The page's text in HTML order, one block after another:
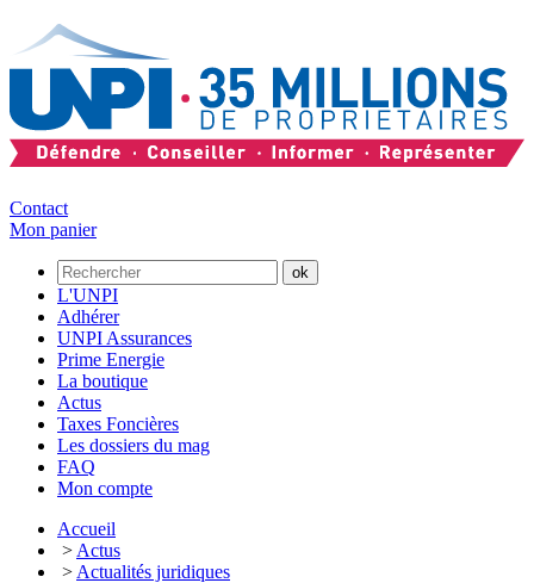
Contact
Mon panier
L'UNPI
Adhérer
UNPI Assurances
Prime Energie
La boutique
Actus
Taxes Foncières
Les dossiers du mag
FAQ
Mon compte
Accueil
> Actus
> Actualités juridiques